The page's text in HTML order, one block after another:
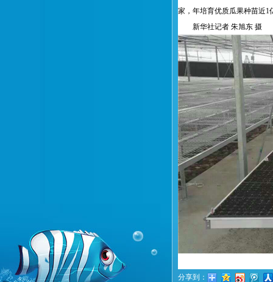
家，年培育优质瓜果种苗近1
新华社记者 朱旭东 摄
分享到：